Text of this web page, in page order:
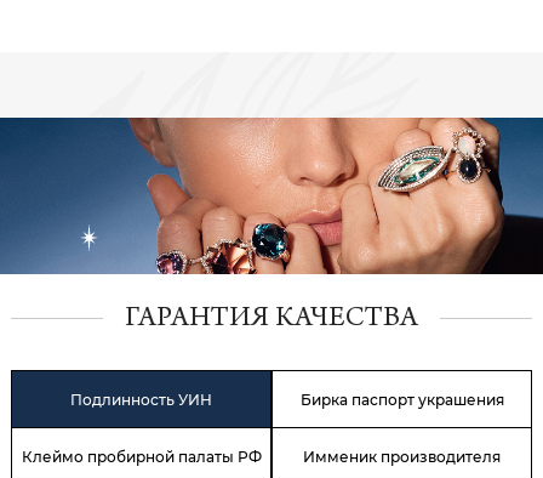
ГАРАНТИЯ КАЧЕСТВА
Подлинность УИН Бирка паспорт украшения
Клеймо пробирной палаты РФ Имменик производителя